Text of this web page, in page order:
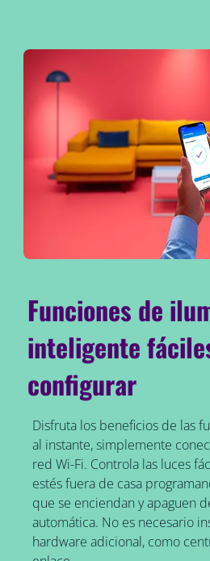
Funciones de
inteligente
configurar
Disfruta los beneficios de las
al instante, simplemente
red Wi-Fi. Controla las luces
estés fuera de casa
que se enciendan y apaguen
automática. No es necesario
hardware adicional, como